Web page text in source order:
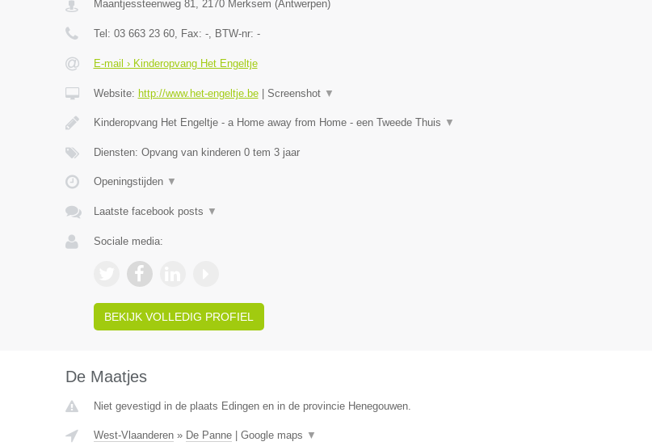
Maantjessteenweg 81, 2170 Merksem (Antwerpen)
Tel: 03 663 23 60, Fax: -, BTW-nr: -
E-mail › Kinderopvang Het Engeltje
Website: http://www.het-engeltje.be| Screenshot ▼
Kinderopvang Het Engeltje - a Home away from Home - een Tweede Thuis ▼
Diensten: Opvang van kinderen 0 tem 3 jaar
Openingstijden ▼
Laatste facebook posts ▼
Sociale media:
BEKIJK VOLLEDIG PROFIEL
De Maatjes
Niet gevestigd in de plaats Edingen en in de provincie Henegouwen.
West-Vlaanderen» De Panne| Google maps ▼